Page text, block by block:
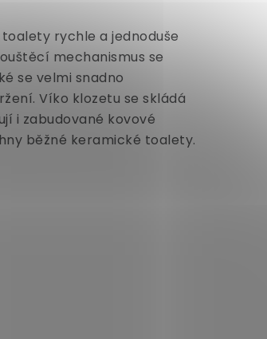
rychle a jednoduše
mechanismus se
se velmi snadno
Víko klozetu se skládá
i ​​zabudované kovové
běžné keramické toalety.